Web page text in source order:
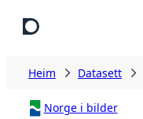
Heim Datasett
Norge i bilder